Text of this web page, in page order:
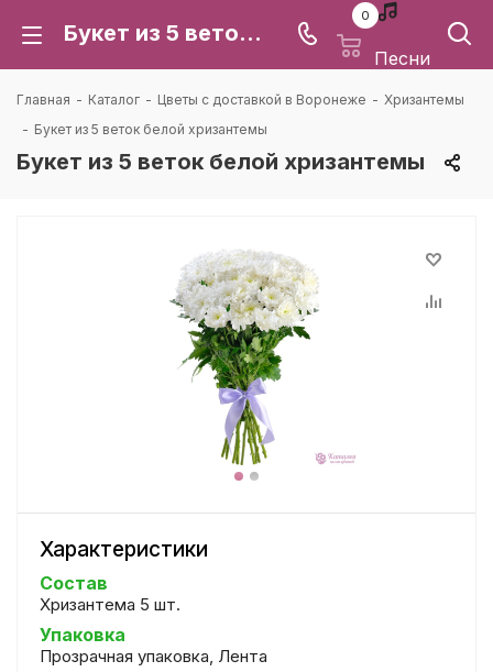
Букет из 5 веток белой хризантемы: цена и доставка в Воронеже | Каталея
0
Песни
Главная - Каталог - Цветы с доставкой в Воронеже - Хризантемы
- Букет из 5 веток белой хризантемы
Букет из 5 веток белой хризантемы
Характеристики
Состав
Хризантема 5 шт.
Упаковка
Прозрачная упаковка, Лента